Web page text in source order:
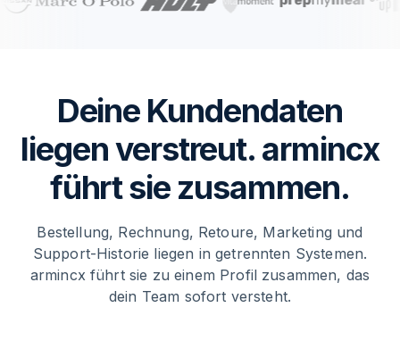
Deine Kundendaten
liegen verstreut. armincx
führt sie zusammen.
Bestellung, Rechnung, Retoure, Marketing und
Support-Historie liegen in getrennten Systemen.
armincx führt sie zu einem Profil zusammen, das
dein Team sofort versteht.